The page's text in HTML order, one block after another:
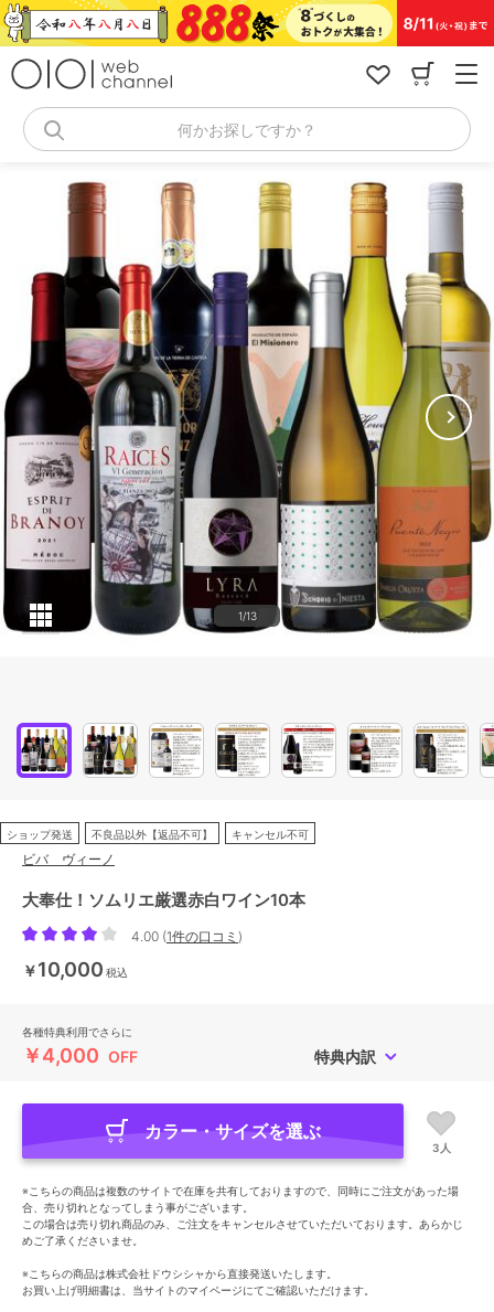
コ
ン
何かお探しですか？
1/13
ショップ発送 不良品以外【返品不可】 キャンセル不可
ビバ ヴィーノ
大奉仕！ソムリエ厳選赤白ワイン10本
4.00 (1件の口コミ )
￥10,000 税込
各種特典利用でさらに
￥4,000 OFF 特典内訳
カラー・サイズを選ぶ
3人
※こちらの商品は複数のサイトで在庫を共有しておりますので、同時にご注文があった場
合、売り切れとなってしまう事がございます。
この場合は売り切れ商品のみ、ご注文をキャンセルさせていただいております。あらかじ
めご了承くださいませ。
※こちらの商品は株式会社ドウシシャから直接発送いたします。
お買い上げ明細書は、当サイトのマイページにてご確認いただけます。